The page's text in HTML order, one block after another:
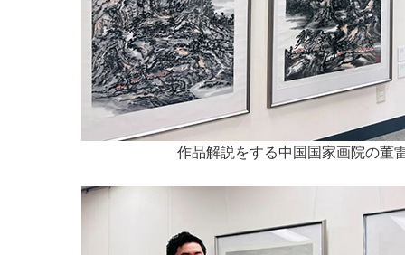
作品解説をする中国国家画院の董